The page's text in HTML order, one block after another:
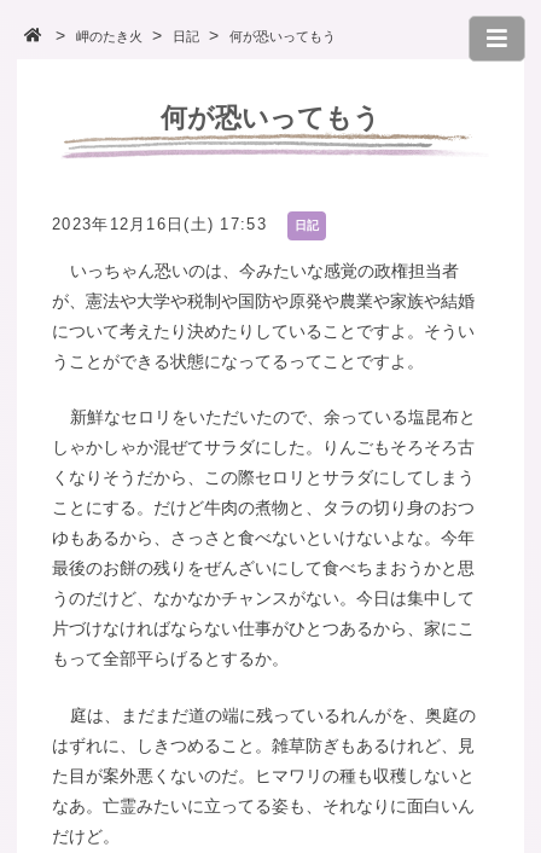
岬のたき火 日記 何が恐いってもう
何が恐いってもう
2023年12月16日(土) 17:53 日記
いっちゃん恐いのは、今みたいな感覚の政権担当者
が、憲法や大学や税制や国防や原発や農業や家族や結婚
について考えたり決めたりしていることですよ。そうい
うことができる状態になってるってことですよ。
新鮮なセロリをいただいたので、余っている塩昆布と
しゃかしゃか混ぜてサラダにした。りんごもそろそろ古
くなりそうだから、この際セロリとサラダにしてしまう
ことにする。だけど牛肉の煮物と、タラの切り身のおつ
ゆもあるから、さっさと食べないといけないよな。今年
最後のお餅の残りをぜんざいにして食べちまおうかと思
うのだけど、なかなかチャンスがない。今日は集中して
片づけなければならない仕事がひとつあるから、家にこ
もって全部平らげるとするか。
庭は、まだまだ道の端に残っているれんがを、奥庭の
はずれに、しきつめること。雑草防ぎもあるけれど、見
た目が案外悪くないのだ。ヒマワリの種も収穫しないと
なあ。亡霊みたいに立ってる姿も、それなりに面白いん
だけど。